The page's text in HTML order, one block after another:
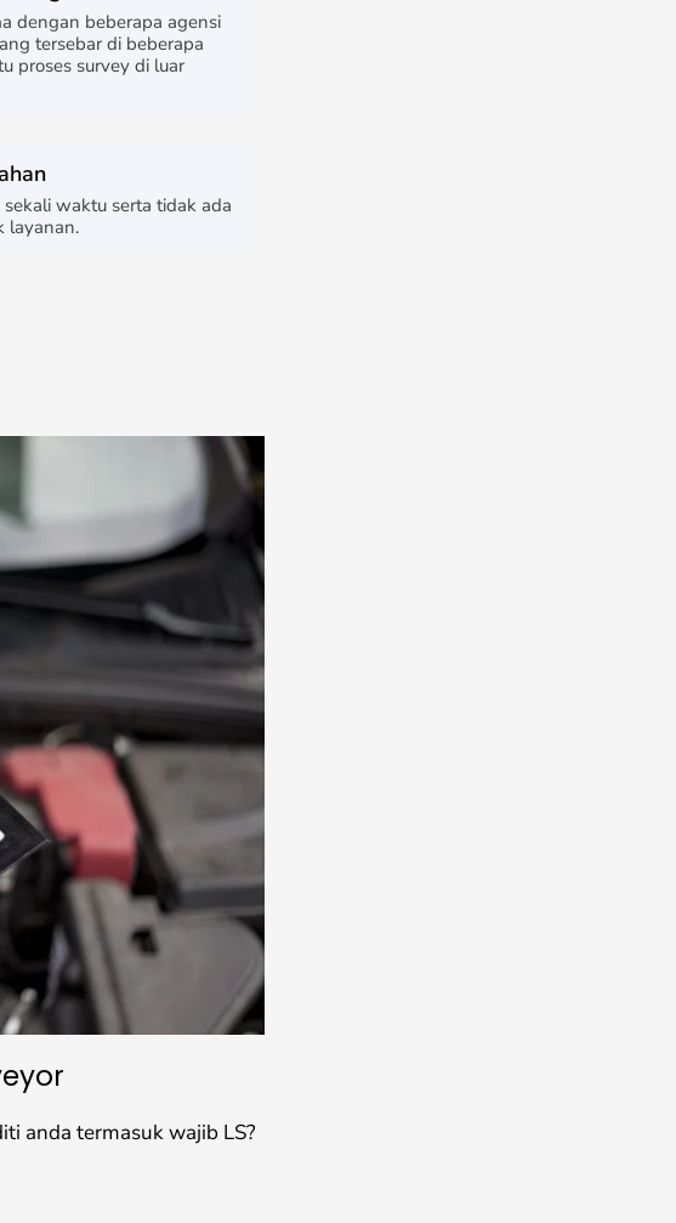
dengan beberapa agensi
tersebar di beberapa
proses survey di luar
waktu serta tidak ada
layanan.
anda termasuk wajib LS?